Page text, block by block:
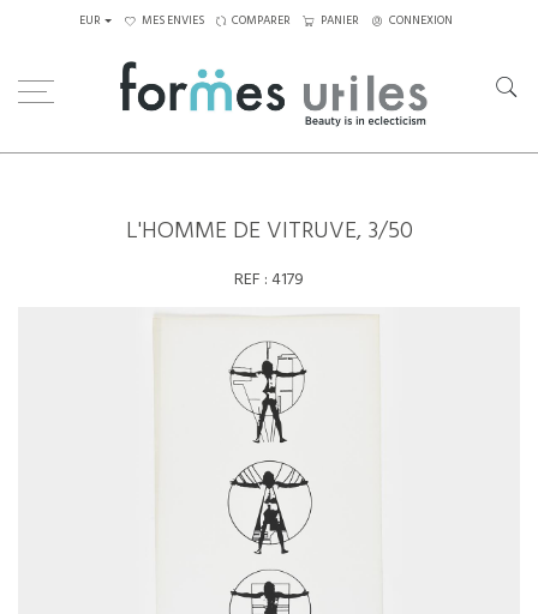
EUR MES ENVIES COMPARER PANIER CONNEXION
L'HOMME DE VITRUVE, 3/50
REF :4179